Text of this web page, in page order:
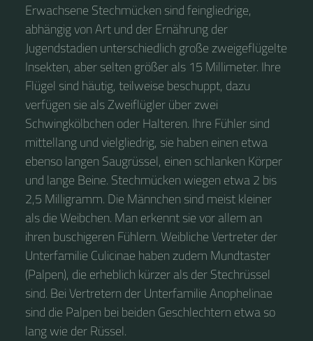
Erwachsene Stechmücken sind feingliedrige,
abhängig von Art und der Ernährung der
Jugendstadien unterschiedlich große zweigeflügelte
Insekten, aber selten größer als 15 Millimeter. Ihre
Flügel sind häutig, teilweise beschuppt, dazu
verfügen sie als Zweiflügler über zwei
Schwingkölbchen oder Halteren. Ihre Fühler sind
mittellang und vielgliedrig, sie haben einen etwa
ebenso langen Saugrüssel, einen schlanken Körper
und lange Beine. Stechmücken wiegen etwa 2 bis
2,5 Milligramm. Die Männchen sind meist kleiner
als die Weibchen. Man erkennt sie vor allem an
ihren buschigeren Fühlern. Weibliche Vertreter der
Unterfamilie Culicinae haben zudem Mundtaster
(Palpen), die erheblich kürzer als der Stechrüssel
sind. Bei Vertretern der Unterfamilie Anophelinae
sind die Palpen bei beiden Geschlechtern etwa so
lang wie der Rüssel.